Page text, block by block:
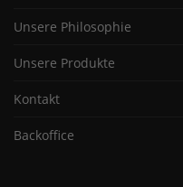
Unsere Philosophie
Unsere Produkte
Kontakt
Backoffice